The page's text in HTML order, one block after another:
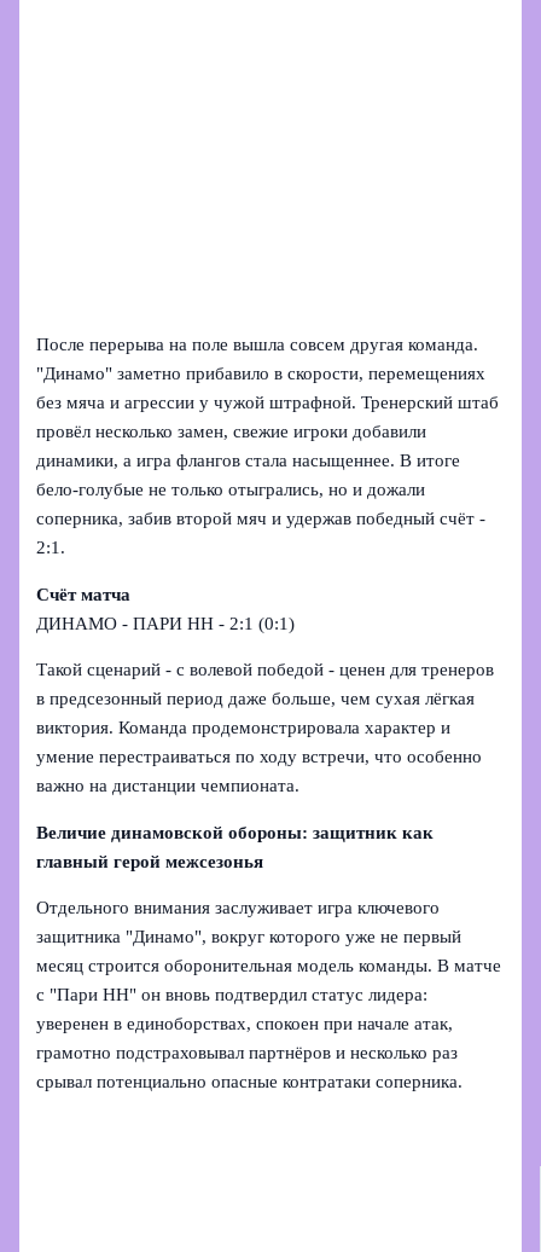
После перерыва на поле вышла совсем другая команда.
"Динамо" заметно прибавило в скорости, перемещениях
без мяча и агрессии у чужой штрафной. Тренерский штаб
провёл несколько замен, свежие игроки добавили
динамики, а игра флангов стала насыщеннее. В итоге
бело-голубые не только отыгрались, но и дожали
соперника, забив второй мяч и удержав победный счёт -
2:1.
Счёт матча
ДИНАМО - ПАРИ НН - 2:1 (0:1)
Такой сценарий - с волевой победой - ценен для тренеров
в предсезонный период даже больше, чем сухая лёгкая
виктория. Команда продемонстрировала характер и
умение перестраиваться по ходу встречи, что особенно
важно на дистанции чемпионата.
Величие динамовской обороны: защитник как
главный герой межсезонья
Отдельного внимания заслуживает игра ключевого
защитника "Динамо", вокруг которого уже не первый
месяц строится оборонительная модель команды. В матче
с "Пари НН" он вновь подтвердил статус лидера:
уверенен в единоборствах, спокоен при начале атак,
грамотно подстраховывал партнёров и несколько раз
срывал потенциально опасные контратаки соперника.